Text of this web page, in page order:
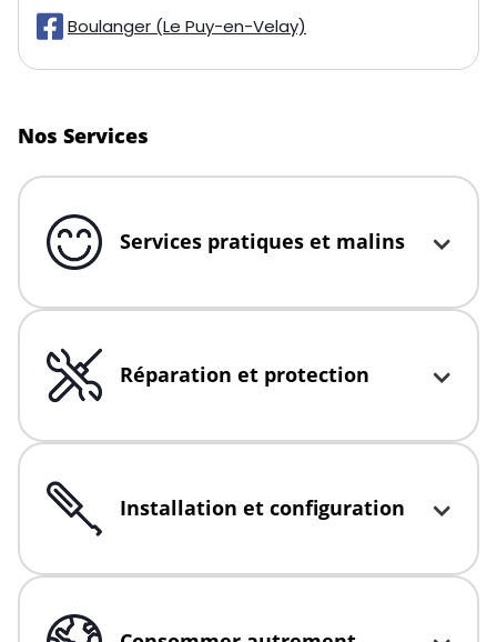
Boulanger (Le Puy-en-Velay)
Nos Services
Click to expand or collapse content
Services pratiques et malins
Click to expand or collapse content
Réparation et protection
Click to expand or collapse content
Installation et configuration